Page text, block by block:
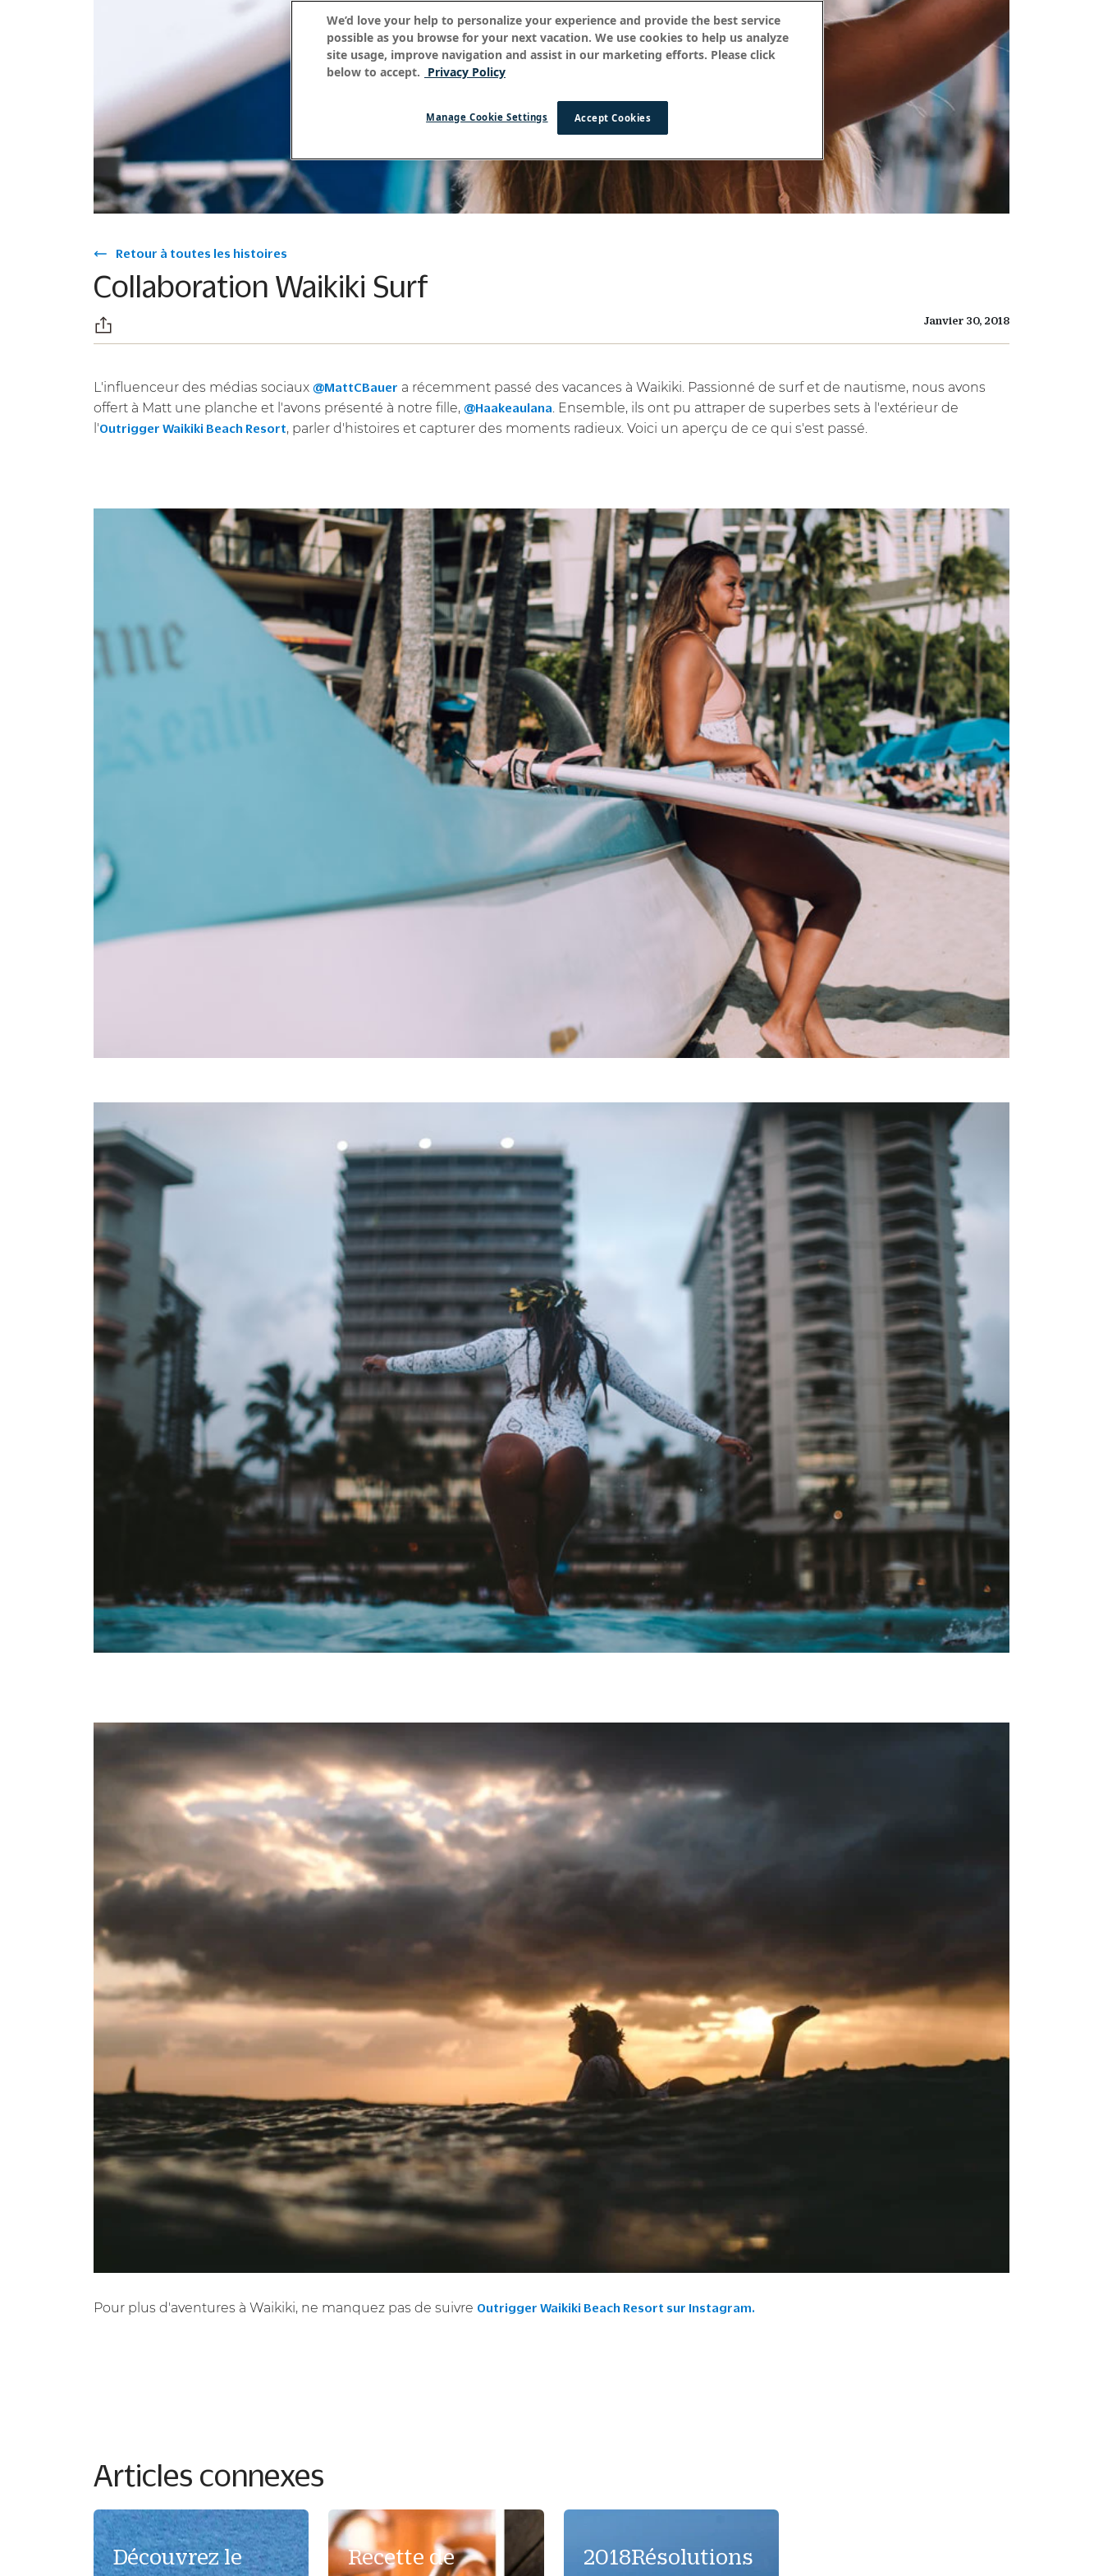
Retour à toutes les histoires
Collaboration Waikiki Surf
Janvier 30, 2018
L'influenceur des médias sociaux @MattCBauer a récemment passé des vacances à Waikiki. Passionné de surf et de nautisme, nous avons
offert à Matt une planche et l'avons présenté à notre fille, @Haakeaulana. Ensemble, ils ont pu attraper de superbes sets à l'extérieur de
l'Outrigger Waikiki Beach Resort, parler d'histoires et capturer des moments radieux. Voici un aperçu de ce qui s'est passé.
Pour plus d'aventures à Waikiki, ne manquez pas de suivre Outrigger Waikiki Beach Resort sur Instagram.
Articles connexes
Découvrez le
Recette de
2018Résolutions
We’d love your help to personalize your experience and provide the best service
possible as you browse for your next vacation. We use cookies to help us analyze
site usage, improve navigation and assist in our marketing efforts. Please click
below to accept. Privacy Policy
Accept Cookies
Manage Cookie Settings